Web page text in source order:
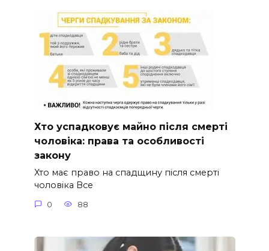
Хто успадковує майно після смерті
чоловіка: права та особливості
закону
Хто має право на спадщину після смерті
чоловіка Все
0 88